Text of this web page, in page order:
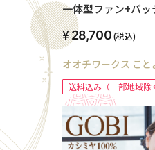
一体型ファン+バ
モデル
28,700(税込)
オオチワークス こ
送料込み（一部地域除